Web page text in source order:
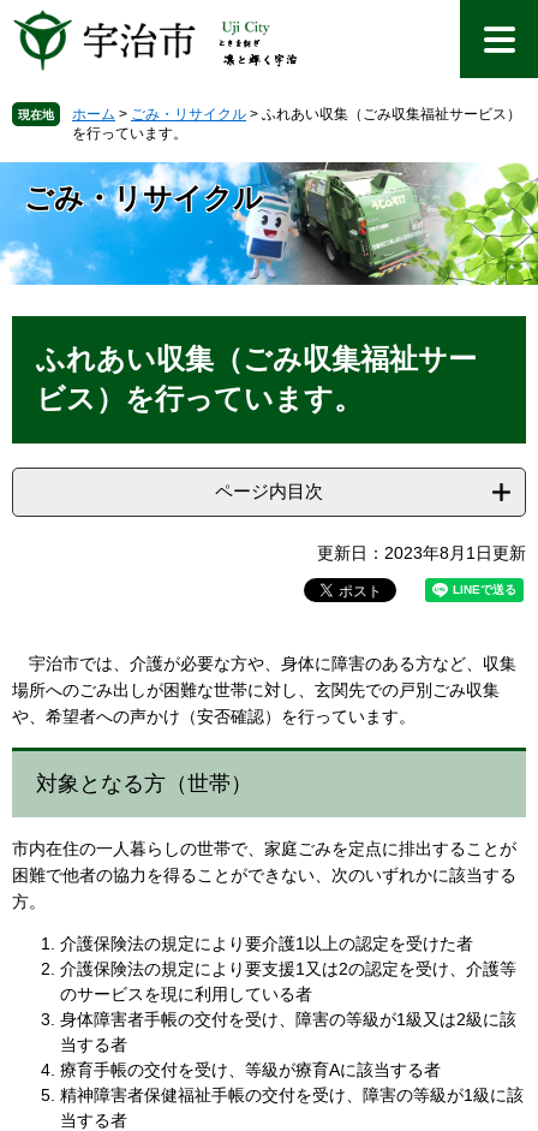
先
で
を
ば
本
文
へ
現在地 ホーム > ごみ・リサイクル > ふれあい収集（ごみ収集福祉サービス）
を行っています。
ごみ・リサイクル
ふれあい収集（ごみ収集福祉サー
ビス）を行っています。
ページ内目次
更新日：2023年8月1日更新
宇治市では、介護が必要な方や、身体に障害のある方など、収集
場所へのごみ出しが困難な世帯に対し、玄関先での戸別ごみ収集
や、希望者への声かけ（安否確認）を行っています。
対象となる方（世帯）
市内在住の一人暮らしの世帯で、家庭ごみを定点に排出することが
困難で他者の協力を得ることができない、次のいずれかに該当する
方。
介護保険法の規定により要介護1以上の認定を受けた者
介護保険法の規定により要支援1又は2の認定を受け、介護等
のサービスを現に利用している者
身体障害者手帳の交付を受け、障害の等級が1級又は2級に該
当する者
療育手帳の交付を受け、等級が療育Aに該当する者
精神障害者保健福祉手帳の交付を受け、障害の等級が1級に該
当する者